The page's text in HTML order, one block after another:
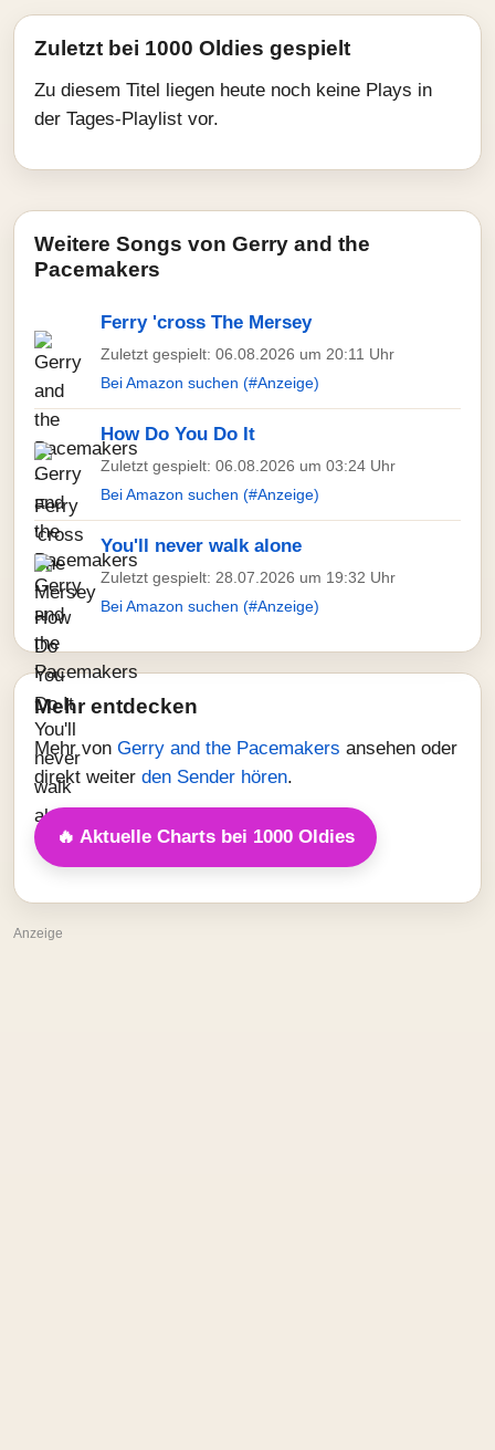
Zuletzt bei 1000 Oldies gespielt
Zu diesem Titel liegen heute noch keine Plays in
der Tages-Playlist vor.
Weitere Songs von Gerry and the
Pacemakers
Ferry 'cross The Mersey
Zuletzt gespielt: 06.08.2026 um 20:11 Uhr
Bei Amazon suchen (#Anzeige)
How Do You Do It
Zuletzt gespielt: 06.08.2026 um 03:24 Uhr
Bei Amazon suchen (#Anzeige)
You'll never walk alone
Zuletzt gespielt: 28.07.2026 um 19:32 Uhr
Bei Amazon suchen (#Anzeige)
Mehr entdecken
Mehr von Gerry and the Pacemakers ansehen oder
direkt weiter den Sender hören.
🔥 Aktuelle Charts bei 1000 Oldies
Anzeige